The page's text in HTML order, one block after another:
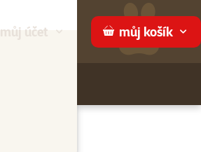
můj účet můj košík